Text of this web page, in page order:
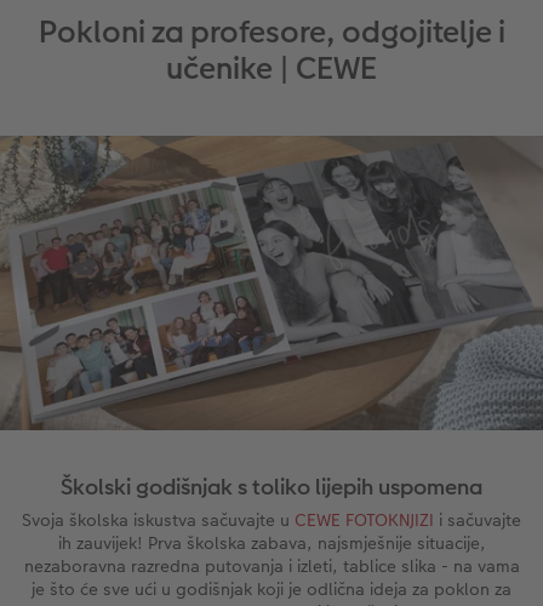
Pokloni za profesore, odgojitelje i
učenike | CEWE
Školski godišnjak s toliko lijepih uspomena
Svoja školska iskustva sačuvajte u CEWE FOTOKNJIZI i sačuvajte
ih zauvijek! Prva školska zabava, najsmješnije situacije,
nezaboravna razredna putovanja i izleti, tablice slika - na vama
je što će sve ući u godišnjak koji je odlična ideja za poklon za